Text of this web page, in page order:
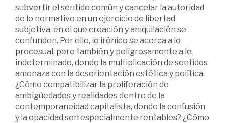
subvertir el sentido común y cancelar la autoridad
de lo normativo en un ejercicio de libertad
subjetiva, en el que creación y aniquilación se
confunden. Por ello, lo irónico se acerca a lo
procesual, pero también y peligrosamente a lo
indeterminado, donde la multiplicación de sentidos
amenaza con la desorientación estética y política.
¿Cómo compatibilizar la proliferación de
ambigüedades y realidades dentro de la
contemporaneidad capitalista, donde la confusión
y la opacidad son especialmente rentables? ¿Cómo